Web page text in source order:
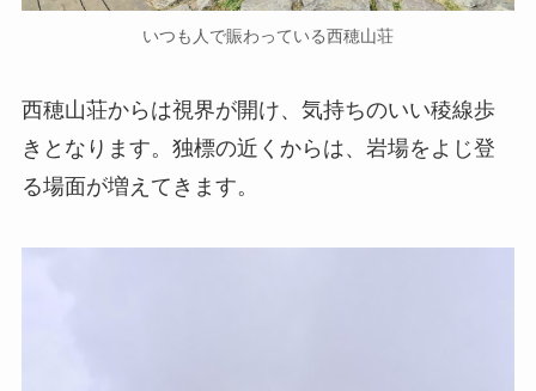
いつも人で賑わっている西穂山荘
西穂山荘からは視界が開け、気持ちのいい稜線歩
きとなります。独標の近くからは、岩場をよじ登
る場面が増えてきます。